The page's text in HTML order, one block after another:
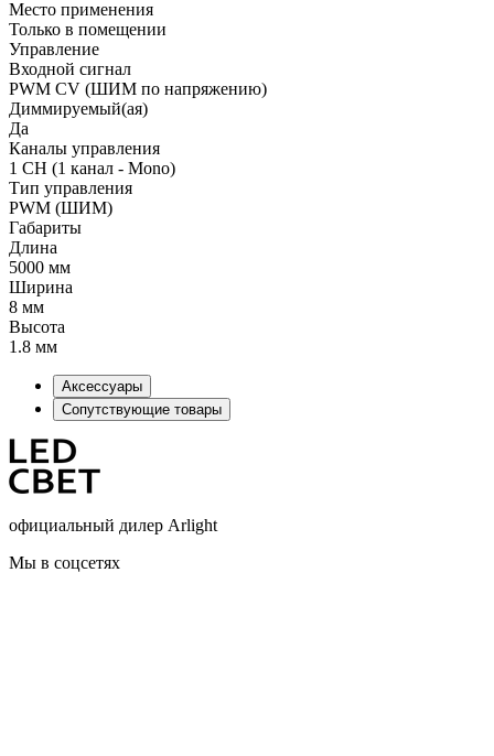
Место применения
Только в помещении
Управление
Входной сигнал
PWM СV (ШИМ по напряжению)
Диммируемый(ая)
Да
Каналы управления
1 CH (1 канал - Mono)
Тип управления
PWM (ШИМ)
Габариты
Длина
5000 мм
Ширина
8 мм
Высота
1.8 мм
Аксессуары
Сопутствующие товары
официальный дилер Arlight
Мы в соцсетях